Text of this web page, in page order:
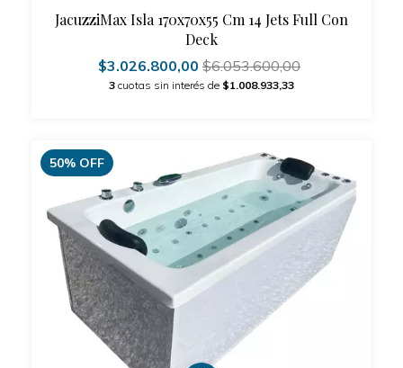
JacuzziMax Isla 170x70x55 Cm 14 Jets Full Con
Deck
$3.026.800,00 $6.053.600,00
3 cuotas sin interés de $1.008.933,33
50% OFF